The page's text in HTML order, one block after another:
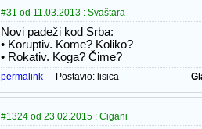
#31 od 11.03.2013 : Svaštara
Novi padeži kod Srba:
• Koruptiv. Kome? Koliko?
• Rokativ. Koga? Čime?
permalink Postavio: lisica
#1324 od 23.02.2015 : Cigani